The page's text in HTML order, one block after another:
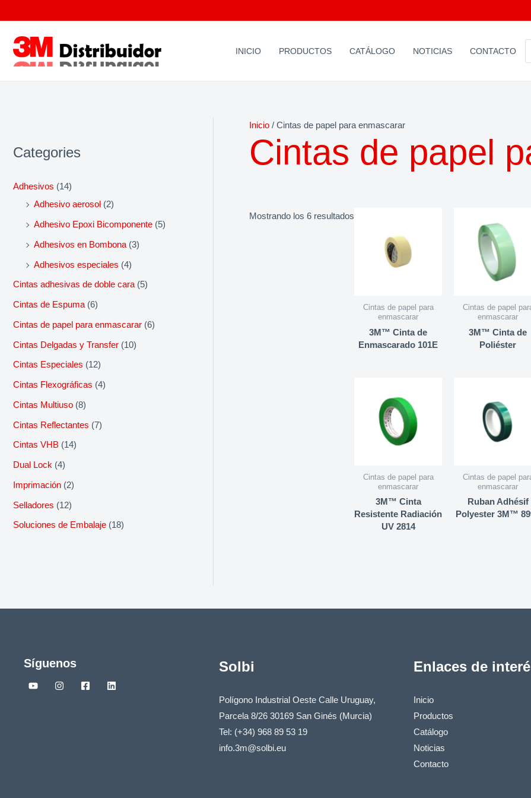
al
contenido
INICIO PRODUCTOS CATÁLOGO NOTICIAS CONTACTO
Categories
Adhesivos (14)
Adhesivo aerosol (2)
Adhesivo Epoxi Bicomponente (5)
Adhesivos en Bombona (3)
Adhesivos especiales (4)
Cintas adhesivas de doble cara (5)
Cintas de Espuma (6)
Cintas de papel para enmascarar (6)
Cintas Delgadas y Transfer (10)
Cintas Especiales (12)
Cintas Flexográficas (4)
Cintas Multiuso (8)
Cintas Reflectantes (7)
Cintas VHB (14)
Dual Lock (4)
Imprimación (2)
Selladores (12)
Soluciones de Embalaje (18)
Inicio / Cintas de papel para enmascarar
Cintas de papel
Mostrando los 6 resultados
Cintas de papel para
enmascarar
3M™ Cinta de
Enmascarado 101E
Cintas de papel
enmascarar
3M™ Cinta de
Poliéster
Cintas de papel para
enmascarar
3M™ Cinta
Resistente Radiación
UV 2814
Cintas de papel
enmascarar
Ruban Adhésif
Polyester 3M™
Síguenos Solbi
Polígono Industrial Oeste Calle Uruguay,
Parcela 8/26 30169 San Ginés (Murcia)
Tel: (+34) 968 89 53 19
info.3m@solbi.eu
Enlaces de
Inicio
Productos
Catálogo
Noticias
Contacto